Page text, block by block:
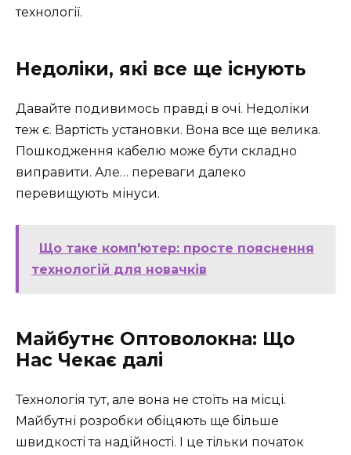
технології.
Недоліки, які все ще існують
Давайте подивимось правді в очі. Недоліки
теж є. Вартість установки. Вона все ще велика.
Пошкодження кабелю може бути складно
виправити. Але… переваги далеко
перевищують мінуси.
Що таке комп'ютер: просте пояснення
технологій для новачків
Майбутнє Оптоволокна: Що
Нас Чекає далі
Технологія тут, але вона не стоїть на місці.
Майбутні розробки обіцяють ще більше
швидкості та надійності. І це тільки початок